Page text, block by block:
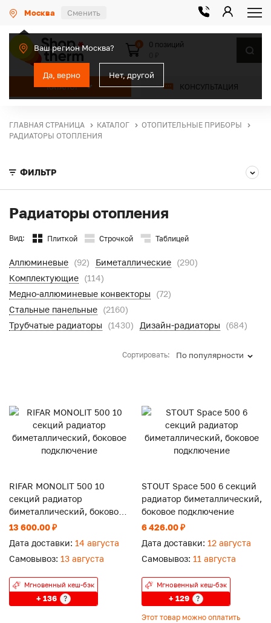
Москва Сменить
Ваш регион Москва?
Да, верно Нет, другой
КАТАЛОГ КОНСУЛЬТАЦИЯ
0
0 позиций
ГЛАВНАЯ СТРАНИЦА КАТАЛОГ
ОТОПИТЕЛЬНЫЕ ПРИБОРЫ
РАДИАТОРЫ ОТОПЛЕНИЯ
ФИЛЬТР
Радиаторы отопления
Вид: Плиткой Строчкой Таблицей
Аллюминевые (92) Биметаллические (290)
Комплектующие (114)
Медно-аллюминевые конвекторы
(72)
Стальные панельные (2160)
Трубчатые радиаторы
(1430) Дизайн-радиаторы (684)
Сортировать: По популярности
RIFAR MONOLIT 500 10
секций радиатор
биметаллический, боковое
подключение
13 600.00 ₽
Дата доставки: 14 августа
Самовывоз: 13 августа
Мгновенный кеш-бэк
+ 136 ?
STOUT Space 500 6 секций
радиатор биметаллический,
боковое подключение
6 426.00 ₽
Дата доставки: 12 августа
Самовывоз: 11 августа
Мгновенный кеш-бэк
+ 129 ?
Этот товар можно оплатить